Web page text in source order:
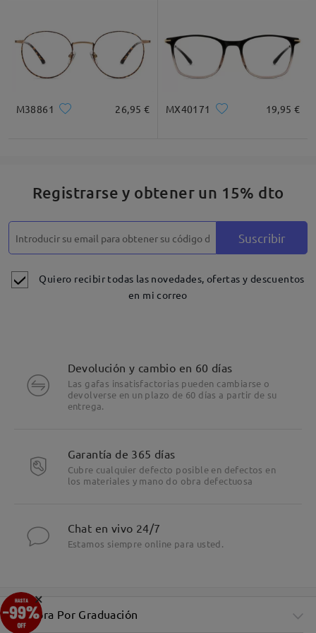
M38861 26,95 € MX40171 19,95 €
Registrarse y obtener un 15% dto
Suscribir
Quiero recibir todas las novedades, ofertas y descuentos
en mi correo
Devolución y cambio en 60 días
Las gafas insatisfactorias pueden cambiarse o
devolverse en un plazo de 60 días a partir de su
entrega.
Garantía de 365 días
Cubre cualquier defecto posible en defectos en
los materiales y mano do obra defectuosa
Chat en vivo 24/7
Estamos siempre online para usted.
Compra Por Graduación
×